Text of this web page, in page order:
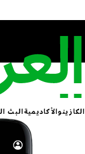
الكازينوالأكاديميةالبث